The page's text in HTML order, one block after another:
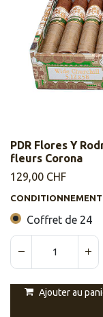
PDR Flores Y
fleurs Corona
129,00 CHF
CONDITIONNEMENT
Coffret de 24
Ajouter au